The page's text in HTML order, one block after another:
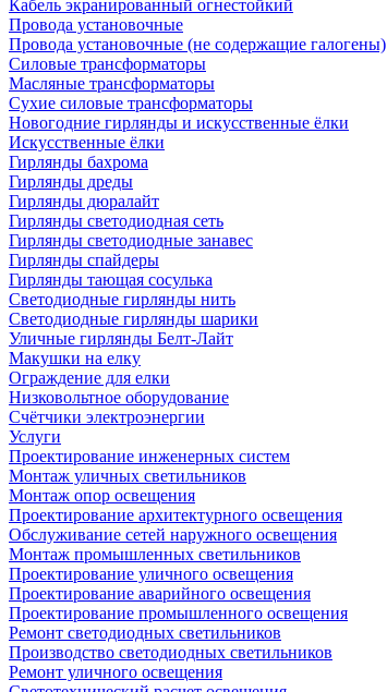
Кабель экранированный огнестойкий
Провода установочные
Провода установочные (не содержащие галогены)
Силовые трансформаторы
Масляные трансформаторы
Сухие силовые трансформаторы
Новогодние гирлянды и искусственные ёлки
Искусственные ёлки
Гирлянды бахрома
Гирлянды дреды
Гирлянды дюралайт
Гирлянды светодиодная сеть
Гирлянды светодиодные занавес
Гирлянды спайдеры
Гирлянды тающая сосулька
Светодиодные гирлянды нить
Светодиодные гирлянды шарики
Уличные гирлянды Белт-Лайт
Макушки на елку
Ограждение для елки
Низковольтное оборудование
Счётчики электроэнергии
Услуги
Проектирование инженерных систем
Монтаж уличных светильников
Монтаж опор освещения
Проектирование архитектурного освещения
Обслуживание сетей наружного освещения
Монтаж промышленных светильников
Проектирование уличного освещения
Проектирование аварийного освещения
Проектирование промышленного освещения
Ремонт светодиодных светильников
Производство светодиодных светильников
Ремонт уличного освещения